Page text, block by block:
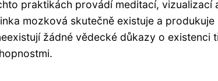
praktikách provádí meditací, vizualizací
mozková skutečně existuje a
žádné vědecké důkazy o